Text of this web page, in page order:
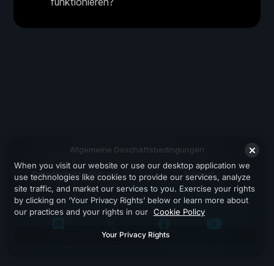
Allgemeine Geschäftsbedingungen
Datenschutzerklärung Support
When you visit our website or use our desktop application we
use technologies like cookies to provide our services, analyze
site traffic, and market our services to you. Exercise your rights
by clicking on ‘Your Privacy Rights’ below or learn more about
our practices and your rights in our Cookie Policy
Your Privacy Rights